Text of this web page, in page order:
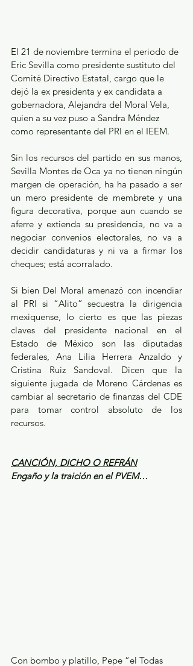
El 21 de noviembre termina el periodo de
Eric Sevilla como presidente sustituto del
Comité Directivo Estatal, cargo que le
dejó la ex presidenta y ex candidata a
gobernadora, Alejandra del Moral Vela,
quien a su vez puso a Sandra Méndez
como representante del PRI en el IEEM.
Sin los recursos del partido en sus manos,
Sevilla Montes de Oca ya no tienen ningún
margen de operación, ha ha pasado a ser
un mero presidente de membrete y una
figura decorativa, porque aun cuando se
aferre y extienda su presidencia, no va a
negociar convenios electorales, no va a
decidir candidaturas y ni va a firmar los
cheques; está acorralado.
Si bien Del Moral amenazó con incendiar
al PRI si “Alito” secuestra la dirigencia
mexiquense, lo cierto es que las piezas
claves del presidente nacional en el
Estado de México son las diputadas
federales, Ana Lilia Herrera Anzaldo y
Cristina Ruiz Sandoval. Dicen que la
siguiente jugada de Moreno Cárdenas es
cambiar al secretario de finanzas del CDE
para tomar control absoluto de los
recursos.
CANCIÓN, DICHO O REFRÁN
Engaño y la traición en el PVEM…
Con bombo y platillo, Pepe “el Todas